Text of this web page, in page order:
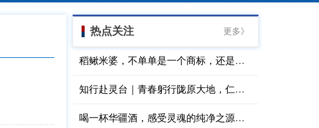
热点关注 更多》
稻鳅米婆，不单单是一个商标，还是原阳大米的供应商
知行赴灵台｜青春躬行陇原大地，仁心守护桑榆暮景
喝一杯华疆酒，感受灵魂的纯净之源，华疆酒业西安